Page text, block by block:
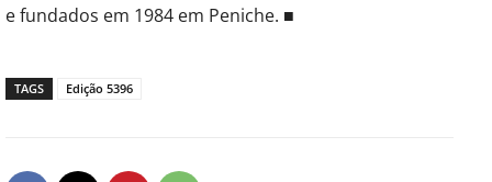
e fundados em 1984 em Peniche. ■
TAGS Edição 5396